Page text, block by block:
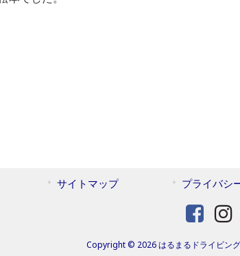
サイトマップ プライバシ
Copyright © 2026 はるまるドライビン